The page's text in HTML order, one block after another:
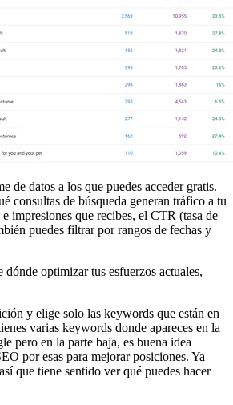
de datos a los que puedes acceder gratis.
consultas de búsqueda generan tráfico a tu
impresiones que recibes, el CTR (tasa de
puedes filtrar por rangos de fechas y
dónde optimizar tus esfuerzos actuales,
y elige solo las keywords que están en
varias keywords donde apareces en la
pero en la parte baja, es buena idea
por esas para mejorar posiciones. Ya
que tiene sentido ver qué puedes hacer